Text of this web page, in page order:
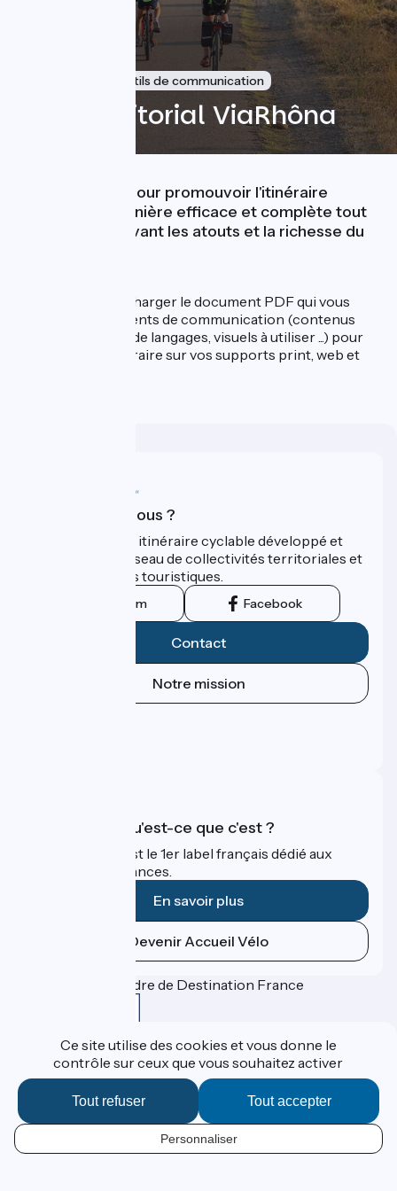
FR
Outils de communication
Guide éditorial ViaRhôna
Guide éditorial pour promouvoir l'itinéraire
ViaRhôna de manière efficace et complète tout
en mettant en avant les atouts et la richesse du
Vous pouvez télécharger le document PDF qui vous
donnera des éléments de communication (contenus
narratifs, élement de langages, visuels à utiliser ...) pour
promouvoir l'itinéraire sur vos supports print, web et
Qui sommes-nous ?
ViaRhôna est un itinéraire cyclable développé et
promu par un réseau de collectivités territoriales et
leurs institutions touristiques.
Instagram Facebook
Contact
Notre mission
Accueil Vélo qu'est-ce que c'est ?
Accueil Vélo c'est le 1er label français dédié aux
cyclistes en vacances.
En savoir plus
Devenir Accueil Vélo
Financé dans le cadre de Destination France
Contact
Données personnelles
Espace Presse
Mentions légales
Réalisation :
Ce site utilise des cookies et vous donne le
contrôle sur ceux que vous souhaitez activer
Tout accepter
Tout refuser
Personnaliser